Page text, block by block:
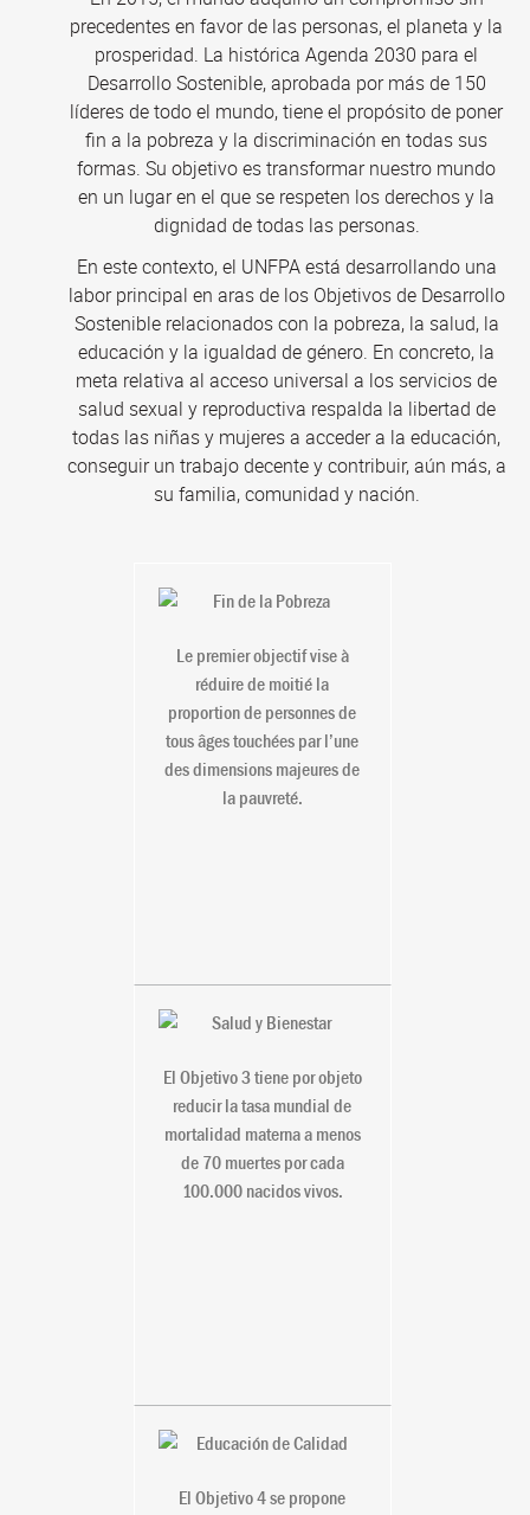
precedentes en favor de las personas, el planeta y la
prosperidad. La histórica Agenda 2030 para el
Desarrollo Sostenible, aprobada por más de 150
líderes de todo el mundo, tiene el propósito de poner
fin a la pobreza y la discriminación en todas sus
formas. Su objetivo es transformar nuestro mundo
en un lugar en el que se respeten los derechos y la
dignidad de todas las personas.
En este contexto, el UNFPA está desarrollando una
labor principal en aras de los Objetivos de Desarrollo
Sostenible relacionados con la pobreza, la salud, la
educación y la igualdad de género. En concreto, la
meta relativa al acceso universal a los servicios de
salud sexual y reproductiva respalda la libertad de
todas las niñas y mujeres a acceder a la educación,
conseguir un trabajo decente y contribuir, aún más, a
su familia, comunidad y nación.
1. Fin de la
Pobreza
Le premier objectif vise à
réduire de moitié la
proportion de personnes de
tous âges touchées par l’une
des dimensions majeures de
la pauvreté.
3. Salud y
Bienestar
El Objetivo 3 tiene por objeto
reducir la tasa mundial de
mortalidad materna a menos
de 70 muertes por cada
100.000 nacidos vivos.
4. Educación de
Calidad
El Objetivo 4 se propone